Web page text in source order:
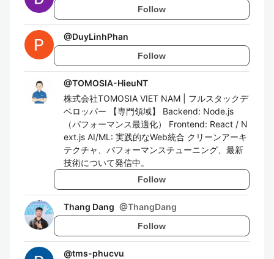
Follow
@DuyLinhPhan
Follow
@TOMOSIA-HieuNT
株式会社TOMOSIA VIET NAM | フルスタックデ
ベロッパー 【専門領域】 Backend: Node.js
（パフォーマンス最適化） Frontend: React / N
ext.js AI/ML: 実践的なWeb統合 クリーンアーキ
テクチャ、パフォーマンスチューニング、最新
技術について発信中。
Follow
Thang Dang @ThangDang
Follow
@tms-phucvu